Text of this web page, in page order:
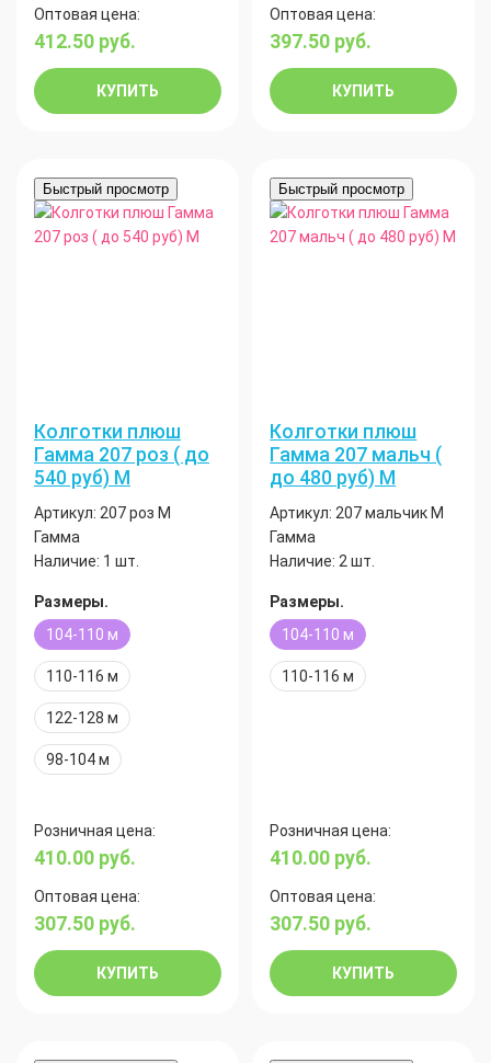
Оптовая цена:
412.50 руб.
КУПИТЬ
Оптовая цена:
397.50 руб.
КУПИТЬ
Быстрый просмотр
Колготки плюш
Гамма 207 роз ( до
540 руб) М
Артикул: 207 роз М
Гамма
Наличие: 1 шт.
Размеры.
104-110 м
110-116 м
122-128 м
98-104 м
Розничная цена:
410.00 руб.
Оптовая цена:
307.50 руб.
КУПИТЬ
Быстрый просмотр
Колготки плюш
Гамма 207 мальч (
до 480 руб) М
Артикул: 207 мальчик М
Гамма
Наличие: 2 шт.
Размеры.
104-110 м
110-116 м
Розничная цена:
410.00 руб.
Оптовая цена:
307.50 руб.
КУПИТЬ